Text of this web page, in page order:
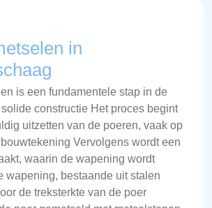
in
is een fundamentele stap in de
constructie Het proces begint
uitzetten van de poeren, vaak op
Vervolgens wordt een
waarin de wapening wordt
wapening, bestaande uit stalen
de treksterkte van de poer